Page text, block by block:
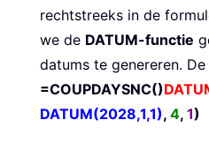
rechtstreeks in de
we de DATUM-functie
datums te genereren.
=COUPDAYSNC()
DATUM(2028,1,1), 4, 1)